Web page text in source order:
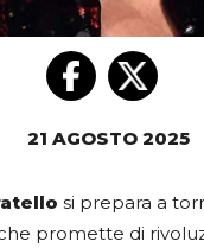
21 AGOSTO 2025
si prepara a
promette di